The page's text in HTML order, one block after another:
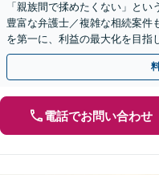
「親族間で揉めたくない」と
豊富な弁護士／複雑な相続案件
を第一に、利益の最大化を目指
し、きめ細やかに対応
電話でお問い合わせ